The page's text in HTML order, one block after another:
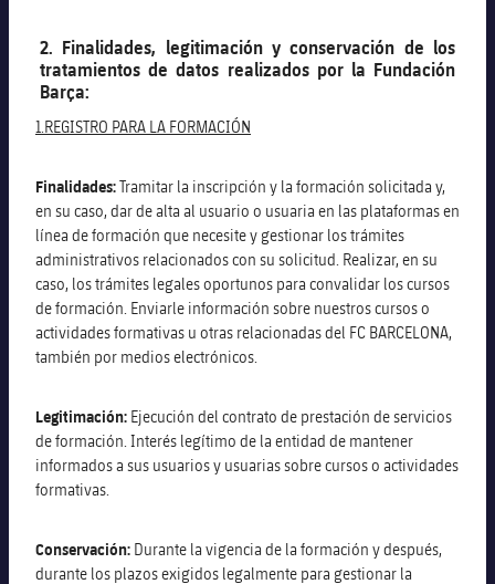
2. Finalidades, legitimación y conservación de los
tratamientos de datos realizados por la Fundación
Barça:
1.REGISTRO PARA LA FORMACIÓN
Finalidades:Tramitar la inscripción y la formación solicitada y,
en su caso, dar de alta al usuario o usuaria en las plataformas en
línea de formación que necesite y gestionar los trámites
administrativos relacionados con su solicitud. Realizar, en su
caso, los trámites legales oportunos para convalidar los cursos
de formación. Enviarle información sobre nuestros cursos o
actividades formativas u otras relacionadas del FC BARCELONA,
también por medios electrónicos.
Legitimación: Ejecución del contrato de prestación de servicios
de formación. Interés legítimo de la entidad de mantener
informados a sus usuarios y usuarias sobre cursos o actividades
formativas.
Conservación: Durante la vigencia de la formación y después,
durante los plazos exigidos legalmente para gestionar la